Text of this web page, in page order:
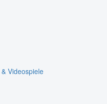
Videospiele